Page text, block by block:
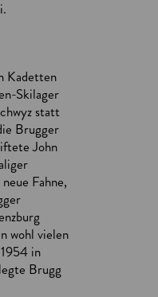
Kadetten
Skilager
statt
Brugger
John
Fahne,
wohl vielen
in
Brugg